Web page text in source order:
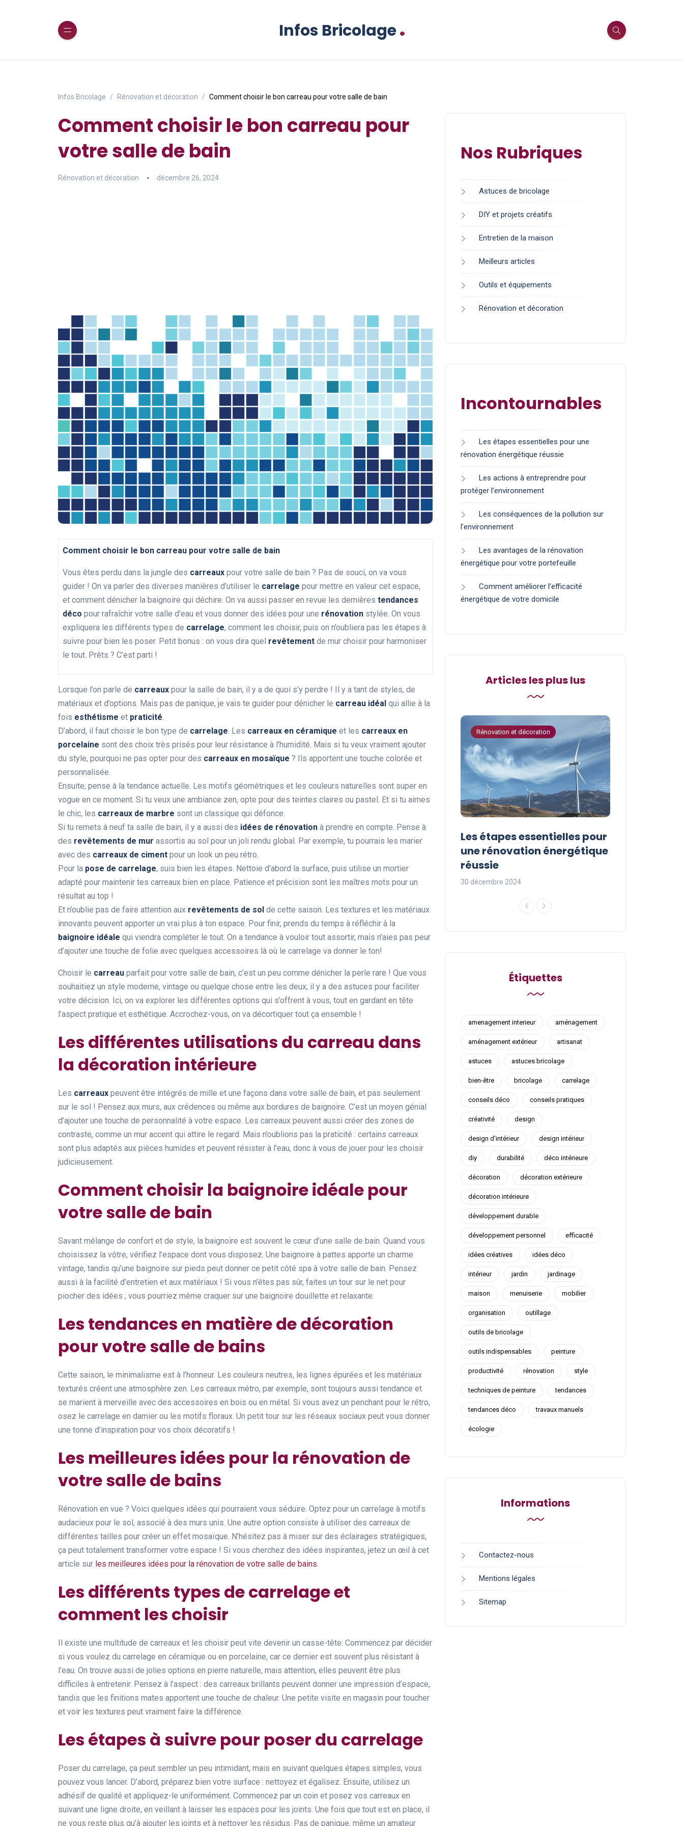
Infos Bricolage.
Infos Bricolage Rénovation et décoration Comment choisir le bon carreau pour votre salle de bain
Comment choisir le bon carreau pour
votre salle de bain
Rénovation et décoration décembre 26, 2024
Comment choisir le bon carreau pour votre salle de bain
Vous êtes perdu dans la jungle des carreaux pour votre salle de bain ? Pas de souci, on va vous
guider ! On va parler des diverses manières d’utiliser le carrelage pour mettre en valeur cet espace,
et comment dénicher la baignoire qui déchire. On va aussi passer en revue les dernières tendances
déco pour rafraîchir votre salle d’eau et vous donner des idées pour une rénovation stylée. On vous
expliquera les différents types de carrelage, comment les choisir, puis on n’oubliera pas les étapes à
suivre pour bien les poser. Petit bonus : on vous dira quel revêtement de mur choisir pour harmoniser
le tout. Prêts ? C’est parti !
Lorsque l’on parle de carreaux pour la salle de bain, il y a de quoi s’y perdre ! Il y a tant de styles, de
matériaux et d’options. Mais pas de panique, je vais te guider pour dénicher le carreau idéal qui allie à la
fois esthétisme et praticité.
D’abord, il faut choisir le bon type de carrelage. Les carreaux en céramique et les carreaux en
porcelaine sont des choix très prisés pour leur résistance à l’humidité. Mais si tu veux vraiment ajouter
du style, pourquoi ne pas opter pour des carreaux en mosaïque ? Ils apportent une touche colorée et
personnalisée.
Ensuite, pense à la tendance actuelle. Les motifs géométriques et les couleurs naturelles sont super en
vogue en ce moment. Si tu veux une ambiance zen, opte pour des teintes claires ou pastel. Et si tu aimes
le chic, les carreaux de marbre sont un classique qui défonce.
Si tu remets à neuf ta salle de bain, il y a aussi des idées de rénovation à prendre en compte. Pense à
des revêtements de mur assortis au sol pour un joli rendu global. Par exemple, tu pourrais les marier
avec des carreaux de ciment pour un look un peu rétro.
Pour la pose de carrelage, suis bien les étapes. Nettoie d’abord la surface, puis utilise un mortier
adapté pour maintenir tes carreaux bien en place. Patience et précision sont les maîtres mots pour un
résultat au top !
Et n’oublie pas de faire attention aux revêtements de sol de cette saison. Les textures et les matériaux
innovants peuvent apporter un vrai plus à ton espace. Pour finir, prends du temps à réfléchir à la
baignoire idéale qui viendra compléter le tout. On a tendance à vouloir tout assortir, mais n’aies pas peur
d’ajouter une touche de folie avec quelques accessoires là où le carrelage va donner le ton!
Choisir le carreau parfait pour votre salle de bain, c’est un peu comme dénicher la perle rare ! Que vous
souhaitiez un style moderne, vintage ou quelque chose entre les deux, il y a des astuces pour faciliter
votre décision. Ici, on va explorer les différentes options qui s’offrent à vous, tout en gardant en tête
l’aspect pratique et esthétique. Accrochez-vous, on va décortiquer tout ça ensemble !
Les différentes utilisations du carreau dans
la décoration intérieure
Les carreaux peuvent être intégrés de mille et une façons dans votre salle de bain, et pas seulement
sur le sol ! Pensez aux murs, aux crédences ou même aux bordures de baignoire. C’est un moyen génial
d’ajouter une touche de personnalité à votre espace. Les carreaux peuvent aussi créer des zones de
contraste, comme un mur accent qui attire le regard. Mais n’oublions pas la praticité : certains carreaux
sont plus adaptés aux pièces humides et peuvent résister à l’eau, donc à vous de jouer pour les choisir
judicieusement.
Comment choisir la baignoire idéale pour
votre salle de bain
Savant mélange de confort et de style, la baignoire est souvent le cœur d’une salle de bain. Quand vous
choisissez la vôtre, vérifiez l’espace dont vous disposez. Une baignoire à pattes apporte un charme
vintage, tandis qu’une baignoire sur pieds peut donner ce petit côté spa à votre salle de bain. Pensez
aussi à la facilité d’entretien et aux matériaux ! Si vous n’êtes pas sûr, faites un tour sur le net pour
piocher des idées ; vous pourriez même craquer sur une baignoire douillette et relaxante.
Les tendances en matière de décoration
pour votre salle de bains
Cette saison, le minimalisme est à l’honneur. Les couleurs neutres, les lignes épurées et les matériaux
texturés créent une atmosphère zen. Les carreaux métro, par exemple, sont toujours aussi tendance et
se marient à merveille avec des accessoires en bois ou en métal. Si vous avez un penchant pour le rétro,
osez le carrelage en damier ou les motifs floraux. Un petit tour sur les réseaux sociaux peut vous donner
une tonne d’inspiration pour vos choix décoratifs !
Les meilleures idées pour la rénovation de
votre salle de bains
Rénovation en vue ? Voici quelques idées qui pourraient vous séduire. Optez pour un carrelage à motifs
audacieux pour le sol, associé à des murs unis. Une autre option consiste à utiliser des carreaux de
différentes tailles pour créer un effet mosaïque. N’hésitez pas à miser sur des éclairages stratégiques,
ça peut totalement transformer votre espace ! Si vous cherchez des idées inspirantes, jetez un œil à cet
article sur les meilleures idées pour la rénovation de votre salle de bains.
Les différents types de carrelage et
comment les choisir
Il existe une multitude de carreaux et les choisir peut vite devenir un casse-tête. Commencez par décider
si vous voulez du carrelage en céramique ou en porcelaine, car ce dernier est souvent plus résistant à
l’eau. On trouve aussi de jolies options en pierre naturelle, mais attention, elles peuvent être plus
difficiles à entretenir. Pensez à l’aspect : des carreaux brillants peuvent donner une impression d’espace,
tandis que les finitions mates apportent une touche de chaleur. Une petite visite en magasin pour toucher
et voir les textures peut vraiment faire la différence.
Les étapes à suivre pour poser du carrelage
Poser du carrelage, ça peut sembler un peu intimidant, mais en suivant quelques étapes simples, vous
pouvez vous lancer. D’abord, préparez bien votre surface : nettoyez et égalisez. Ensuite, utilisez un
adhésif de qualité et appliquez-le uniformément. Commencez par un coin et posez vos carreaux en
suivant une ligne droite, en veillant à laisser les espaces pour les joints. Une fois que tout est en place, il
ne vous reste plus qu’à ajouter les joints et à nettoyer les résidus. Pas de panique, même un amateur
Nos Rubriques
Astuces de bricolage
DIY et projets créatifs
Entretien de la maison
Meilleurs articles
Outils et équipements
Rénovation et décoration
Incontournables
Les étapes essentielles pour une
rénovation énergétique réussie
Les actions à entreprendre pour
protéger l’environnement
Les conséquences de la pollution sur
l’environnement
Les avantages de la rénovation
énergétique pour votre portefeuille
Comment améliorer l’efficacité
énergétique de votre domicile
Articles les plus lus
Rénovation et décoration
Les avantages de la
pour votre portefeuille
28 décembre 2024
Rénovation et décoration
Les étapes essentielles pour
une rénovation énergétique
réussie
30 décembre 2024
Étiquettes
amenagement interieur aménagement
aménagement extérieur artisanat
astuces astuces bricolage
bien-être bricolage carrelage
conseils déco conseils pratiques
créativité design
design d'intérieur design intérieur
diy durabilité déco intérieure
décoration décoration extérieure
décoration intérieure
développement durable
développement personnel efficacité
idées créatives idées déco
intérieur jardin jardinage
maison menuiserie mobilier
organisation outillage
outils de bricolage
outils indispensables peinture
productivité rénovation style
techniques de peinture tendances
tendances déco travaux manuels
écologie
Informations
Contactez-nous
Mentions légales
Sitemap